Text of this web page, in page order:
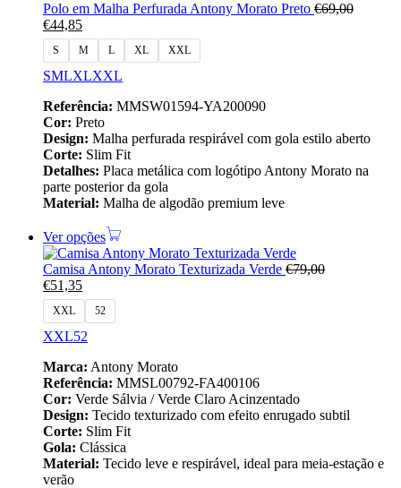
Polo em Malha Perfurada Antony Morato Preto €69,00
€44,85
S M L XL XXL
SMLXLXXL
Referência: MMSW01594-YA200090
Cor: Preto
Design: Malha perfurada respirável com gola estilo aberto
Corte: Slim Fit
Detalhes: Placa metálica com logótipo Antony Morato na
parte posterior da gola
Material: Malha de algodão premium leve
Ver opções
Camisa Antony Morato Texturizada Verde €79,00
€51,35
XXL 52
XXL52
Marca: Antony Morato
Referência: MMSL00792-FA400106
Cor: Verde Sálvia / Verde Claro Acinzentado
Design: Tecido texturizado com efeito enrugado subtil
Corte: Slim Fit
Gola: Clássica
Material: Tecido leve e respirável, ideal para meia-estação e
verão